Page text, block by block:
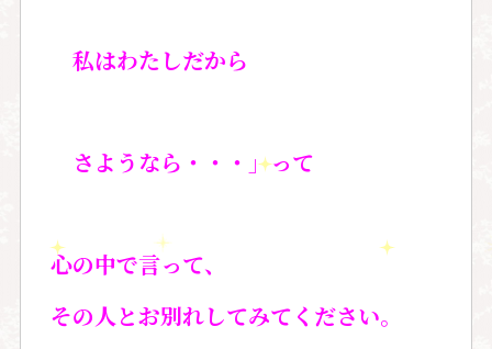
私はわたしだから
さようなら・・・」って
心の中で言って、
その人とお別れしてみてください。